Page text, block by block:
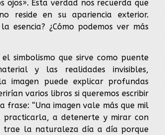
ojos». Esta verdad nos recuerda que
reside en su apariencia exterior.
esencia? ¿Cómo podemos ver más
simbolismo que sirve como puente
y las realidades invisibles,
imagen puede explicar profundas
varios libros si queremos escribir
frase: “Una imagen vale más que mil
a detenerte y mirar con
trae la naturaleza día a día porque